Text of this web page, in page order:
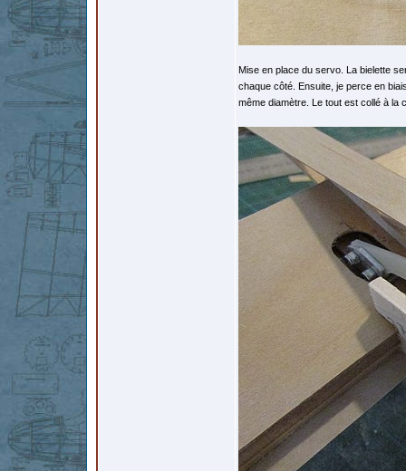
Mise en place du servo. La bielette
chaque côté. Ensuite, je perce en
même diamètre. Le tout est collé à la